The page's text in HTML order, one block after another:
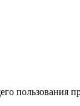
пользования